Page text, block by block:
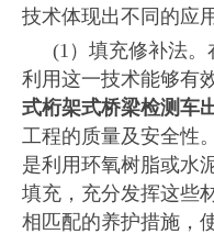
技术体现出不同的应
(1）填充修补法。
利用这一技术能够有
式桁架式桥梁检测车
工程的质量及安全性
是利用环氧树脂或水
填充，充分发挥这些
相匹配的养护措施，